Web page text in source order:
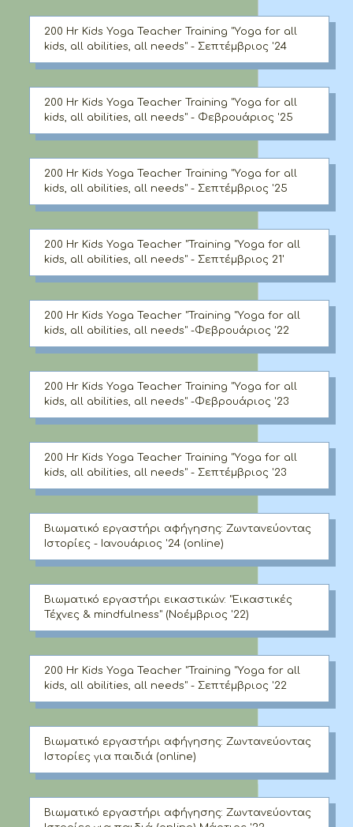
200 Hr Kids Yoga Teacher Training "Yoga for all
kids, all abilities, all needs" - Σεπτέμβριος '24
200 Hr Kids Yoga Teacher Training "Yoga for all
kids, all abilities, all needs" - Φεβρουάριος '25
200 Hr Kids Yoga Teacher Training "Yoga for all
kids, all abilities, all needs" - Σεπτέμβριος '25
200 Hr Kids Yoga Teacher "Training "Yoga for all
kids, all abilities, all needs" - Σεπτέμβριος 21'
200 Hr Kids Yoga Teacher "Training "Yoga for all
kids, all abilities, all needs" -Φεβρουάριος '22
200 Hr Kids Yoga Teacher Training "Yoga for all
kids, all abilities, all needs" -Φεβρουάριος '23
200 Hr Kids Yoga Teacher Training "Yoga for all
kids, all abilities, all needs" - Σεπτέμβριος '23
Βιωματικό εργαστήρι αφήγησης: Ζωντανεύοντας
Ιστορίες - Ιανουάριος '24 (online)
Βιωματικό εργαστήρι εικαστικών: "Εικαστικές
Τέχνες & mindfulness" (Νοέμβριος '22)
200 Hr Kids Yoga Teacher "Training "Yoga for all
kids, all abilities, all needs" - Σεπτέμβριος '22
Βιωματικό εργαστήρι αφήγησης: Ζωντανεύοντας
Ιστορίες για παιδιά (online)
Βιωματικό εργαστήρι αφήγησης: Ζωντανεύοντας